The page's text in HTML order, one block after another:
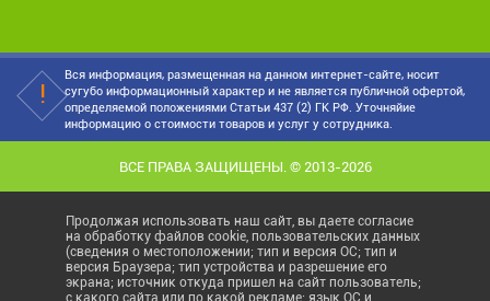
Вся информация, размещенная на данном интернет-сайте, носит
сугубо информационный характер и не является публичной офертой,
определяемой положениями Статьи 437 (2) ГК РФ. Уточняйие
информацию о стоимости товаров и услуг у сотрудника.
ВСЕ ПРАВА ЗАЩИЩЕНЫ. © 2013-2026
Продолжая использовать наш сайт, вы даете согласие
на обработку файлов cookie, пользовательских данных
(сведения о местоположении; тип и версия ОС; тип и
версия Браузера; тип устройства и разрешение его
экрана; источник откуда пришел на сайт пользователь;
с какого сайта или по какой рекламе; язык ОС и